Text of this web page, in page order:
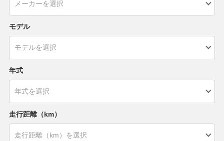
モデル
年式
走行距離（km）